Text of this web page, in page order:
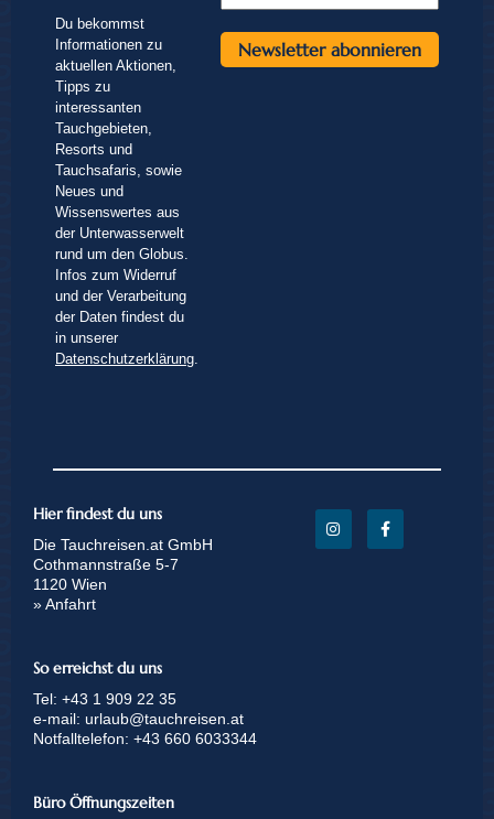
Du bekommst
Informationen zu
aktuellen Aktionen,
Tipps zu
interessanten
Tauchgebieten,
Resorts und
Tauchsafaris, sowie
Neues und
Wissenswertes aus
der Unterwasserwelt
rund um den Globus.
Infos zum Widerruf
und der Verarbeitung
der Daten findest du
in unserer
Datenschutzerklärung.
Hier findest du uns
Die Tauchreisen.at GmbH
Cothmannstraße 5-7
1120 Wien
» Anfahrt
So erreichst du uns
Tel: +43 1 909 22 35
e-mail: urlaub@tauchreisen.at
Notfalltelefon: +43 660 6033344
Büro Öffnungszeiten